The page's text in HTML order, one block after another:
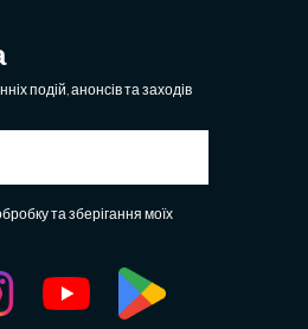
подій, анонсів та заходів
та зберігання моїх